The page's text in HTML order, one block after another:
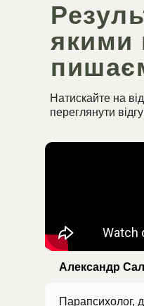
якими
Парапсихолог,
Александр
Натискайте на
переглянути